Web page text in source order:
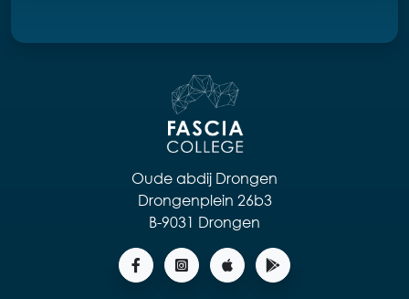
Oude abdij Drongen
Drongenplein 26b3
B-9031 Drongen